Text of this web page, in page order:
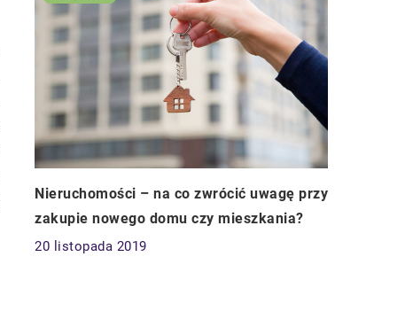
Nieruchomości – na co zwrócić uwagę przy
zakupie nowego domu czy mieszkania?
20 listopada 2019